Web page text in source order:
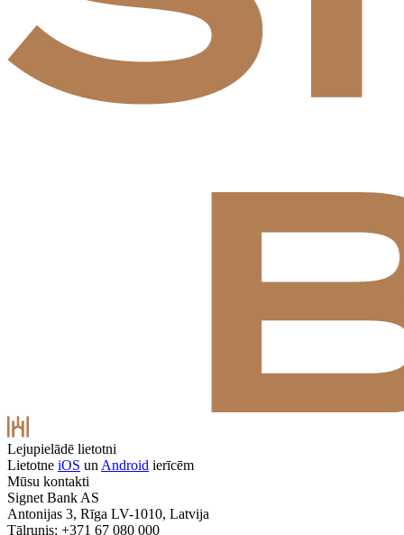
Lejupielādē lietotni
Lietotne iOS un Android ierīcēm
Mūsu kontakti
Signet Bank AS
Antonijas 3, Rīga LV-1010, Latvija
Tālrunis: +371 67 080 000